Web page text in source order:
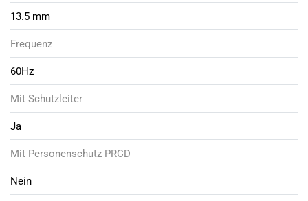
13.5 mm
Frequenz
60Hz
Mit Schutzleiter
Ja
Mit Personenschutz PRCD
Nein